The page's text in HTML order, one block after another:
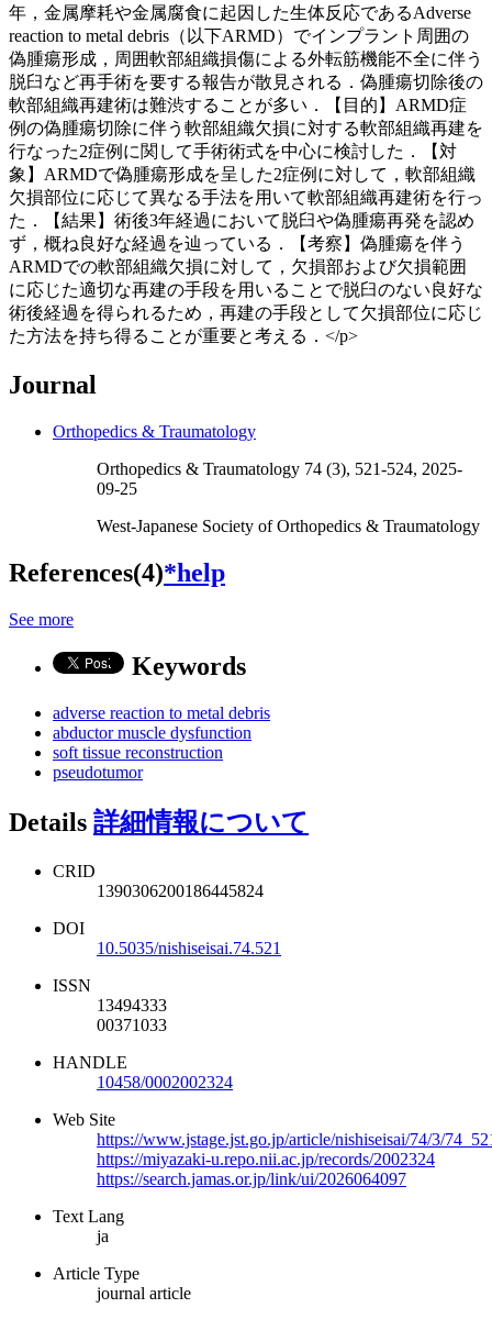
年，金属摩耗や金属腐食に起因した生体反応であるAdverse
reaction to metal debris（以下ARMD）でインプラント周囲の
偽腫瘍形成，周囲軟部組織損傷による外転筋機能不全に伴う
脱臼など再手術を要する報告が散見される．偽腫瘍切除後の
軟部組織再建術は難渋することが多い．【目的】ARMD症
例の偽腫瘍切除に伴う軟部組織欠損に対する軟部組織再建を
行なった2症例に関して手術術式を中心に検討した．【対
象】ARMDで偽腫瘍形成を呈した2症例に対して，軟部組織
欠損部位に応じて異なる手法を用いて軟部組織再建術を行っ
た．【結果】術後3年経過において脱臼や偽腫瘍再発を認め
ず，概ね良好な経過を辿っている．【考察】偽腫瘍を伴う
ARMDでの軟部組織欠損に対して，欠損部および欠損範囲
に応じた適切な再建の手段を用いることで脱臼のない良好な
術後経過を得られるため，再建の手段として欠損部位に応じ
た方法を持ち得ることが重要と考える．</p>
Journal
Orthopedics & Traumatology
Orthopedics & Traumatology 74 (3), 521-524, 2025-
09-25
West-Japanese Society of Orthopedics & Traumatology
References(4)*help
See more
Keywords
adverse reaction to metal debris
abductor muscle dysfunction
soft tissue reconstruction
pseudotumor
Details 詳細情報について
CRID
1390306200186445824
DOI
10.5035/nishiseisai.74.521
ISSN
13494333
00371033
HANDLE
10458/0002002324
Web Site
https://www.jstage.jst.go.jp/article/nishiseisai/74/3/
https://miyazaki-u.repo.nii.ac.jp/records/2002324
https://search.jamas.or.jp/link/ui/2026064097
Text Lang
ja
Article Type
journal article